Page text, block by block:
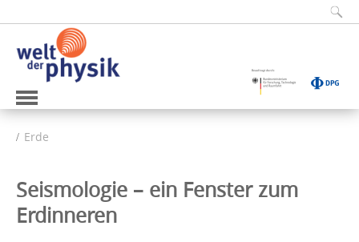
Erde
Seismologie – ein Fenster zum
Erdinneren